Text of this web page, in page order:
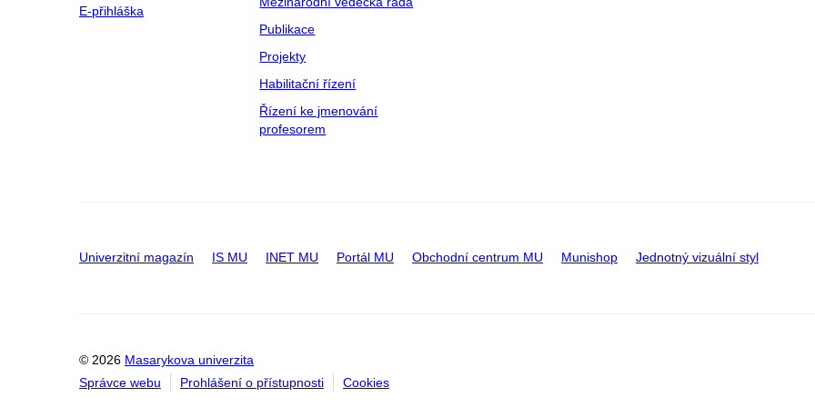
E-přihláška
Publikace
Projekty
Habilitační řízení
Řízení ke jmenování
profesorem
Univerzitní magazín IS MU INET MU Portál MU Obchodní centrum MU Munishop Jednotný vizuální styl
© 2026 Masarykova univerzita
Správce webu
Prohlášení o přístupnosti Cookies